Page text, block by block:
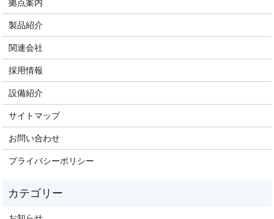
拠点案内
製品紹介
関連会社
採用情報
設備紹介
サイトマップ
お問い合わせ
プライバシーポリシー